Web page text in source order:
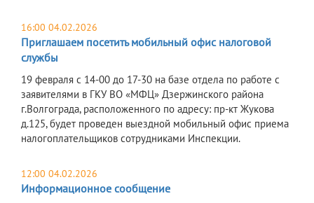
16:00 04.02.2026
Приглашаем посетить мобильный офис налоговой
службы
19 февраля c 14-00 до 17-30 на базе отдела по работе с
заявителями в ГКУ ВО «МФЦ» Дзержинского района
г.Волгограда, расположенного по адресу: пр-кт Жукова
д.125, будет проведен выездной мобильный офис приема
налогоплательщиков сотрудниками Инспекции.
12:00 04.02.2026
Информационное сообщение